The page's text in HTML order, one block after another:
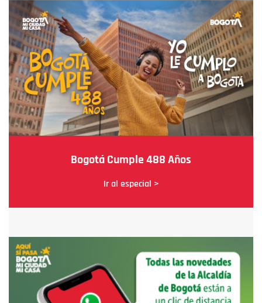
Bogotá Cumple 488 Años
Ir al especial >